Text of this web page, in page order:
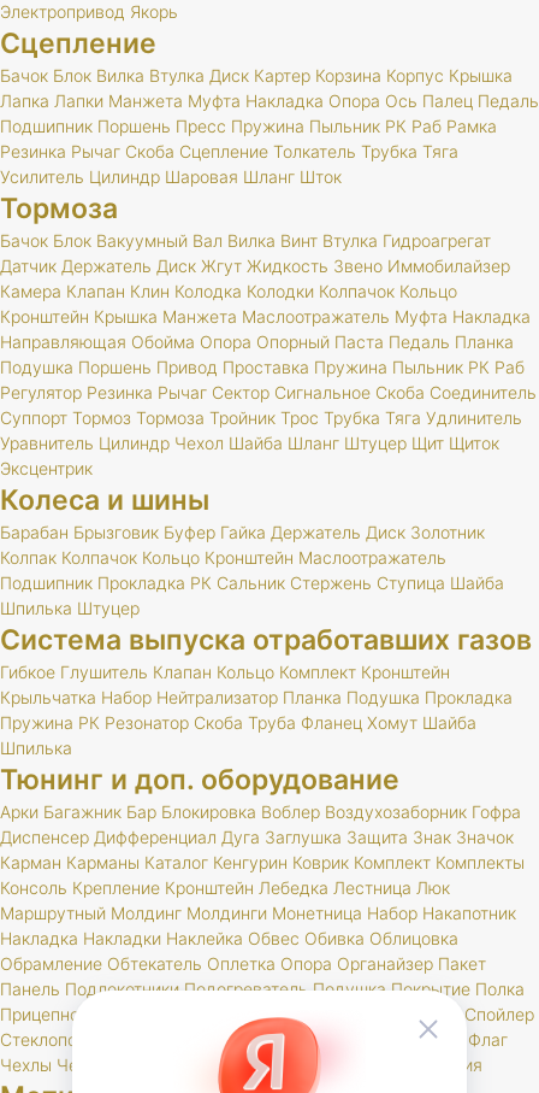
Электропривод Якорь
Сцепление
Бачок Блок Вилка Втулка Диск Картер Корзина Корпус Крышка
Лапка Лапки Манжета Муфта Накладка Опора Ось Палец Педаль
Подшипник Поршень Пресс Пружина Пыльник РК Раб Рамка
Резинка Рычаг Скоба Сцепление Толкатель Трубка Тяга
Усилитель Цилиндр Шаровая Шланг Шток
Тормоза
Бачок Блок Вакуумный Вал Вилка Винт Втулка Гидроагрегат
Датчик Держатель Диск Жгут Жидкость Звено Иммобилайзер
Камера Клапан Клин Колодка Колодки Колпачок Кольцо
Кронштейн Крышка Манжета Маслоотражатель Муфта Накладка
Направляющая Обойма Опора Опорный Паста Педаль Планка
Подушка Поршень Привод Проставка Пружина Пыльник РК Раб
Регулятор Резинка Рычаг Сектор Сигнальное Скоба Соединитель
Суппорт Тормоз Тормоза Тройник Трос Трубка Тяга Удлинитель
Уравнитель Цилиндр Чехол Шайба Шланг Штуцер Щит Щиток
Эксцентрик
Колеса и шины
Барабан Брызговик Буфер Гайка Держатель Диск Золотник
Колпак Колпачок Кольцо Кронштейн Маслоотражатель
Подшипник Прокладка РК Сальник Стержень Ступица Шайба
Шпилька Штуцер
Система выпуска отработавших газов
Гибкое Глушитель Клапан Кольцо Комплект Кронштейн
Крыльчатка Набор Нейтрализатор Планка Подушка Прокладка
Пружина РК Резонатор Скоба Труба Фланец Хомут Шайба
Шпилька
Тюнинг и доп. оборудование
Арки Багажник Бар Блокировка Воблер Воздухозаборник Гофра
Диспенсер Дифференциал Дуга Заглушка Защита Знак Значок
Карман Карманы Каталог Кенгурин Коврик Комплект Комплекты
Консоль Крепление Кронштейн Лебедка Лестница Люк
Маршрутный Молдинг Молдинги Монетница Набор Накапотник
Накладка Накладки Наклейка Обвес Обивка Облицовка
Обрамление Обтекатель Оплетка Опора Органайзер Пакет
Панель Подлокотники Подогреватель Подушка Покрытие Полка
Прицепное
Пружины Пусковые
Спойлер
Стеклоподъемник
Усилитель Утеплитель Фаркоп
Флаг
Чехлы Чехол Шноркель Шторки Шумоизоляция